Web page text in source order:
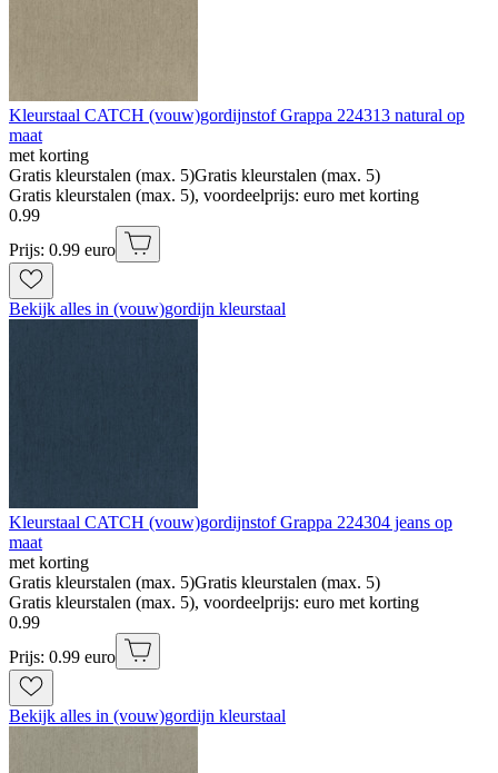
Kleurstaal CATCH (vouw)gordijnstof Grappa 224313 natural op
maat
met korting
Gratis kleurstalen (max. 5)Gratis kleurstalen (max. 5)
Gratis kleurstalen (max. 5), voordeelprijs: euro met korting
0.99
Prijs: 0.99 euro
Bekijk alles in (vouw)gordijn kleurstaal
Kleurstaal CATCH (vouw)gordijnstof Grappa 224304 jeans op
maat
met korting
Gratis kleurstalen (max. 5)Gratis kleurstalen (max. 5)
Gratis kleurstalen (max. 5), voordeelprijs: euro met korting
0.99
Prijs: 0.99 euro
Bekijk alles in (vouw)gordijn kleurstaal